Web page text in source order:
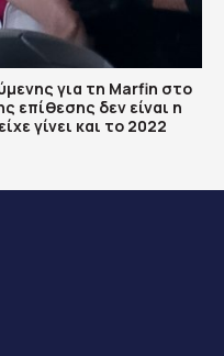
για τη Marfin στο
επίθεσης δεν είναι η
γίνει και το 2022